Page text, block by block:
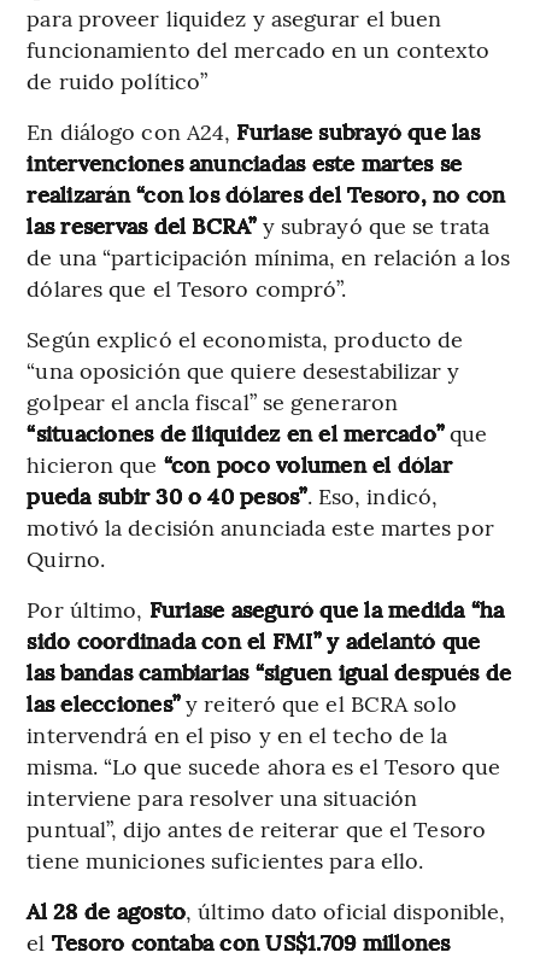
para proveer liquidez y asegurar el buen
funcionamiento del mercado en un contexto
de ruido político”
En diálogo con A24, Furiase subrayó que las
intervenciones anunciadas este martes se
realizarán “con los dólares del Tesoro, no con
las reservas del BCRA”y subrayó que se trata
de una “participación mínima, en relación a los
dólares que el Tesoro compró”.
Según explicó el economista, producto de
“una oposición que quiere desestabilizar y
golpear el ancla fiscal” se generaron
“situaciones de iliquidez en el mercado”que
hicieron que “con poco volumen el dólar
pueda subir 30 o 40 pesos”. Eso, indicó,
motivó la decisión anunciada este martes por
Quirno.
Por último, Furiase aseguró que la medida “ha
sido coordinada con el FMI” y adelantó que
las bandas cambiarias “siguen igual después de
las elecciones”y reiteró que el BCRA solo
intervendrá en el piso y en el techo de la
misma. “Lo que sucede ahora es el Tesoro que
interviene para resolver una situación
puntual”, dijo antes de reiterar que el Tesoro
tiene municiones suficientes para ello.
Al 28 de agosto, último dato oficial disponible,
el Tesoro contaba con US$1.709 millones